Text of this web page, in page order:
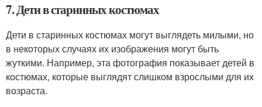
7. Дети в старинных костюмах
Дети в старинных костюмах могут выглядеть милыми, но
в некоторых случаях их изображения могут быть
жуткими. Например, эта фотография показывает детей в
костюмах, которые выглядят слишком взрослыми для их
возраста.